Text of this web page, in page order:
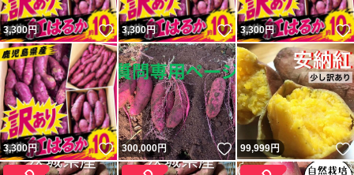
3,300円 いいね！
3,300円 いいね！
3,300円
3,300円 いいね！
300,000円 いいね！
99,999円